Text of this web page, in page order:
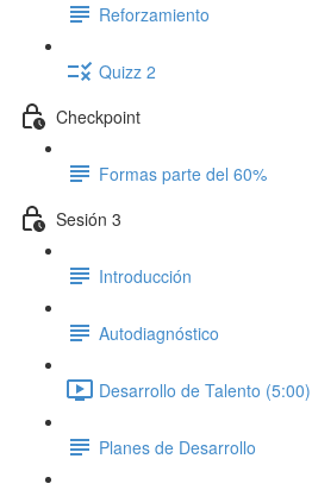
Reforzamiento
Quizz 2
Checkpoint
Formas parte del 60%
Sesión 3
Introducción
Autodiagnóstico
Desarrollo de Talento (5:00)
Planes de Desarrollo